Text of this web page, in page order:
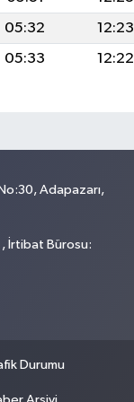
05:32 12:23
05:33 12:22
Adapazarı,
İrtibat Bürosu:
Durumu